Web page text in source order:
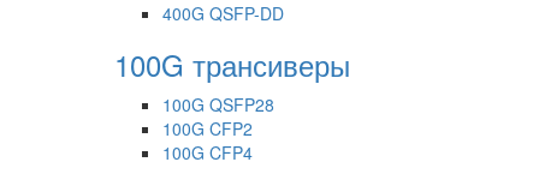
400G QSFP-DD
100G трансиверы
100G QSFP28
100G CFP2
100G CFP4